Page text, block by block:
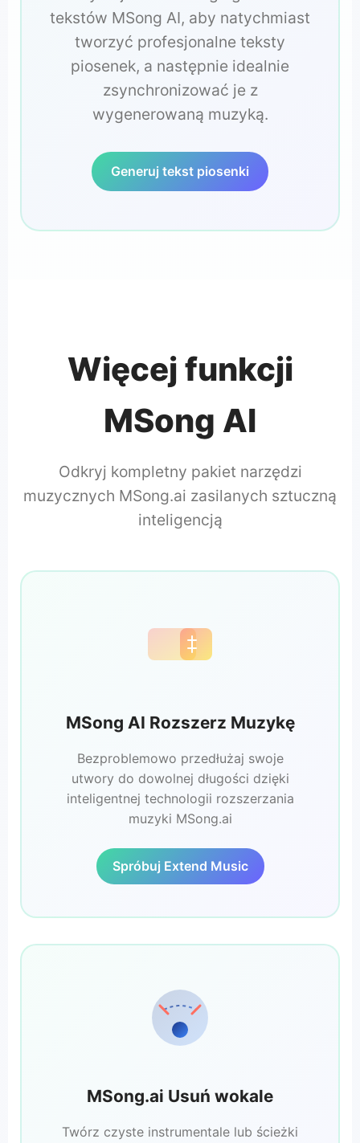
tekstów MSong AI, aby natychmiast
tworzyć profesjonalne teksty
piosenek, a następnie idealnie
zsynchronizować je z
wygenerowaną muzyką.
Generuj tekst piosenki
Więcej funkcji
MSong AI
Odkryj kompletny pakiet narzędzi
muzycznych MSong.ai zasilanych sztuczną
inteligencją
MSong AI Rozszerz Muzykę
Bezproblemowo przedłużaj swoje
utwory do dowolnej długości dzięki
inteligentnej technologii rozszerzania
muzyki MSong.ai
Spróbuj Extend Music
MSong.ai Usuń wokale
Twórz czyste instrumentale lub ścieżki